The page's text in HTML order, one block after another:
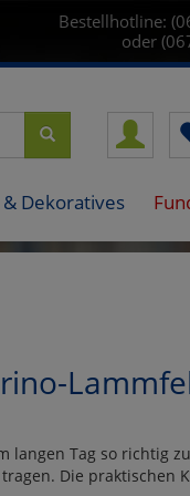
Bestellhotline:
oder
& Dekoratives
langen Tag so richtig
Die praktischen